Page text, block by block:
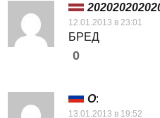
12.01.2013 в 23:01
БРЕД
0
O:
13.01.2013 в 19:52